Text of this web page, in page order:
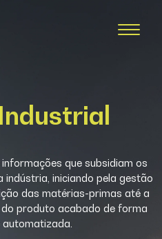
que subsidiam os
iniciando pela gestão
das matérias-primas até a
produto acabado de forma
automatizada.